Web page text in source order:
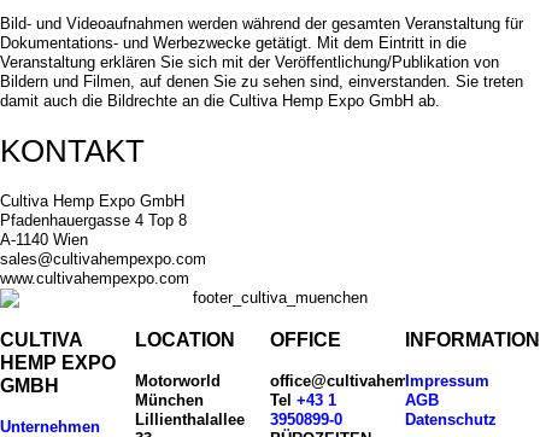
Bild- und Videoaufnahmen werden während der gesamten Veranstaltung für
Dokumentations- und Werbezwecke getätigt. Mit dem Eintritt in die
Veranstaltung erklären Sie sich mit der Veröffentlichung/Publikation von
Bildern und Filmen, auf denen Sie zu sehen sind, einverstanden. Sie treten
damit auch die Bildrechte an die Cultiva Hemp Expo GmbH ab.
KONTAKT
Cultiva Hemp Expo GmbH
Pfadenhauergasse 4 Top 8
A-1140 Wien
sales@cultivahempexpo.com
www.cultivahempexpo.com
CULTIVA
HEMP EXPO
GMBH
Unternehmen
LOCATION
Motorworld
München
Lillienthalallee
OFFICE
office@cultivahempexpo.com
Tel +43 1
3950899-0
Impressum
AGB
Datenschutz